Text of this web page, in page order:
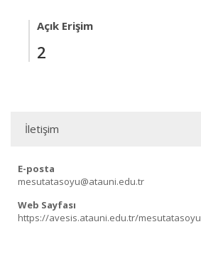
Açık Erişim
2
İletişim
E-posta
mesutatasoyu@atauni.edu.tr
Web Sayfası
https://avesis.atauni.edu.tr/mesutatasoyu